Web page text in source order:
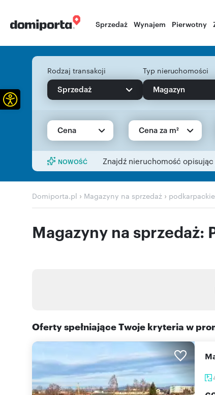
Sprzedaż Wynajem Pierwotny
Rodzaj transakcji
Sprzedaż
Typ nieruchomości
Magazyn
Cena Cena za m²
NOWOŚĆ Znajdź nieruchomość opisując
Domiporta.pl › Magazyny na sprzedaż › podkarpackie
Magazyny na sprzedaż:
Oferty spełniające Twoje kryteria w
Otwórz pasek narzędzi